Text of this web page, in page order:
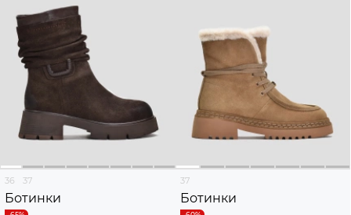
36 37
Ботинки
37
Ботинки